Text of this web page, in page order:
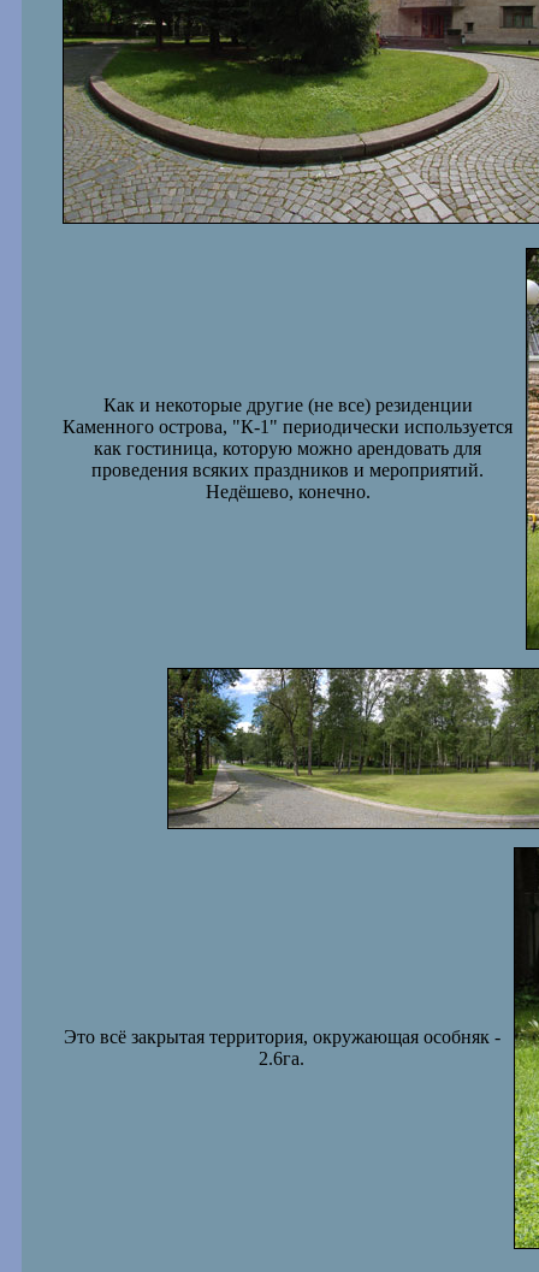
Как и некоторые другие (не все) резиденции
Каменного острова, "К-1" периодически используется
как гостиница, которую можно арендовать для
проведения всяких праздников и мероприятий.
Недёшево, конечно.
Это всё закрытая территория, окружающая особняк -
2.6га.